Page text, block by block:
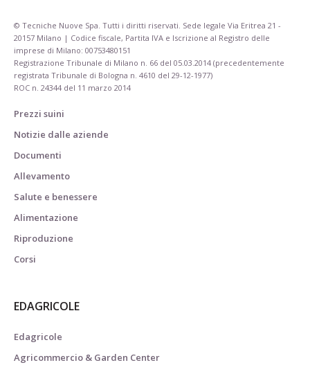
© Tecniche Nuove Spa. Tutti i diritti riservati. Sede legale Via Eritrea 21 -
20157 Milano | Codice fiscale, Partita IVA e Iscrizione al Registro delle
imprese di Milano: 00753480151
Registrazione Tribunale di Milano n. 66 del 05.03.2014 (precedentemente
registrata Tribunale di Bologna n. 4610 del 29-12-1977)
ROC n. 24344 del 11 marzo 2014
Prezzi suini
Notizie dalle aziende
Documenti
Allevamento
Salute e benessere
Alimentazione
Riproduzione
Corsi
EDAGRICOLE
Edagricole
Agricommercio & Garden Center